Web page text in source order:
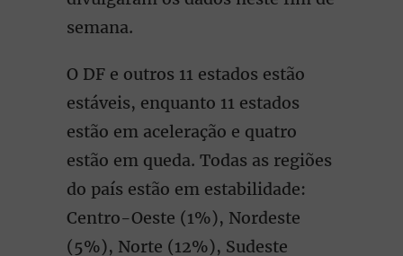
semana.
O DF e outros 11 estados estão
estáveis, enquanto 11 estados
estão em aceleração e quatro
estão em queda. Todas as regiões
do país estão em estabilidade:
Centro-Oeste (1%), Nordeste
(5%), Norte (12%), Sudeste